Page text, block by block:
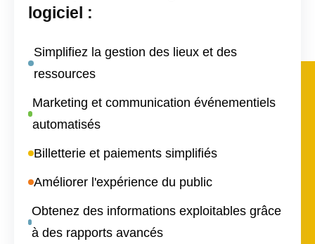
logiciel :
Simplifiez la gestion des lieux et des
ressources
Marketing et communication événementiels
automatisés
Billetterie et paiements simplifiés
Améliorer l'expérience du public
Obtenez des informations exploitables grâce
à des rapports avancés